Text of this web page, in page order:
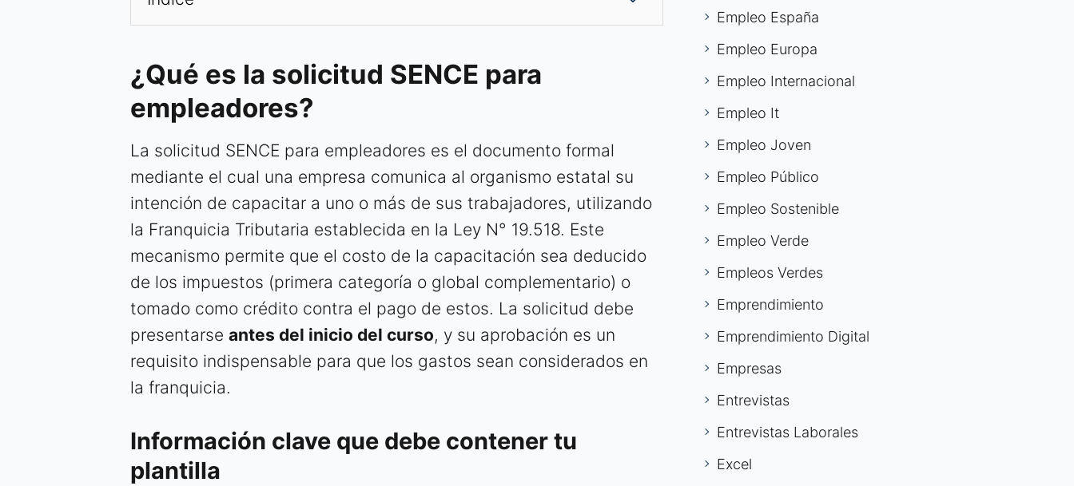
¿Qué es la solicitud SENCE para
empleadores?
La solicitud SENCE para empleadores es el documento formal
mediante el cual una empresa comunica al organismo estatal su
intención de capacitar a uno o más de sus trabajadores, utilizando
la Franquicia Tributaria establecida en la Ley N° 19.518. Este
mecanismo permite que el costo de la capacitación sea deducido
de los impuestos (primera categoría o global complementario) o
tomado como crédito contra el pago de estos. La solicitud debe
presentarse antes del inicio del curso, y su aprobación es un
requisito indispensable para que los gastos sean considerados en
la franquicia.
Información clave que debe contener tu
plantilla
Empleo España
Empleo Europa
Empleo Internacional
Empleo It
Empleo Joven
Empleo Público
Empleo Sostenible
Empleo Verde
Empleos Verdes
Emprendimiento
Emprendimiento Digital
Empresas
Entrevistas
Entrevistas Laborales
Excel